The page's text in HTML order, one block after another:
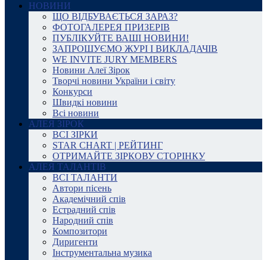
НОВИНИ
ЩО ВІДБУВАЄТЬСЯ ЗАРАЗ?
ФОТОГАЛЕРЕЯ ПРИЗЕРІВ
ПУБЛІКУЙТЕ ВАШІ НОВИНИ!
ЗАПРОШУЄМО ЖУРІ І ВИКЛАДАЧІВ
WE INVITE JURY MEMBERS
Новини Алеї Зірок
Творчі новини України і світу
Конкурси
Швидкі новини
Всі новини
АЛЕЯ ЗІРОК
ВСІ ЗІРКИ
STAR CHART | РЕЙТИНГ
ОТРИМАЙТЕ ЗІРКОВУ СТОРІНКУ
АЛЕЯ ТАЛАНТІВ
ВСІ ТАЛАНТИ
Автори пісень
Академічний спів
Естрадний спів
Народний спів
Композитори
Диригенти
Інструментальна музика